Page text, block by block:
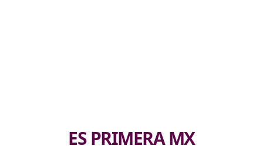
ES PRIMERA MX